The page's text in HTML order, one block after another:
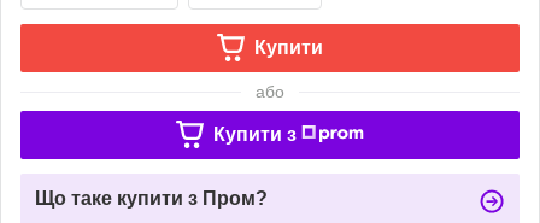
Купити
або
Купити з
Що таке купити з Пром?